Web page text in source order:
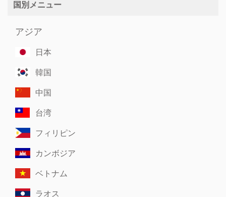
国別メニュー
アジア
日本
韓国
中国
台湾
フィリピン
カンボジア
ベトナム
ラオス